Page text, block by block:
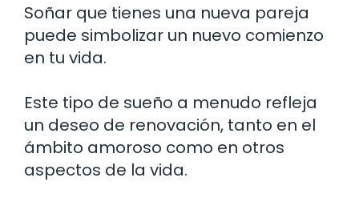
Soñar que tienes una nueva pareja
puede simbolizar un nuevo comienzo
en tu vida.
Este tipo de sueño a menudo refleja
un deseo de renovación, tanto en el
ámbito amoroso como en otros
aspectos de la vida.